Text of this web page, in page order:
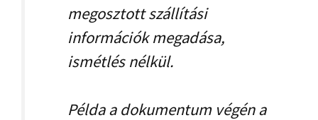
megosztott szállítási
információk megadása,
ismétlés nélkül.
Példa a dokumentum végén a